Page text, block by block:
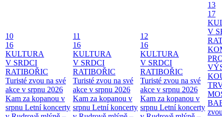
10
16
KULTURA
V SRDCI
RATIBOŘIC
Turisté zvou na své
akce v srpnu 2026
Kam za kopanou v
srpnu Letní koncerty
11
16
KULTURA
V SRDCI
RATIBOŘIC
Turisté zvou na své
akce v srpnu 2026
Kam za kopanou v
srpnu Letní koncerty
12
16
KULTURA
V SRDCI
RATIBOŘIC
Turisté zvou na své
akce v srpnu 2026
Kam za kopanou v
srpnu Letní koncerty
13
17
V